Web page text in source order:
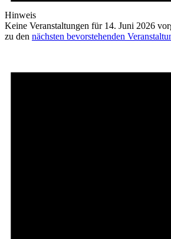
Hinweis
Keine Veranstaltungen für 14. Juni 2026
zu den nächsten bevorstehenden